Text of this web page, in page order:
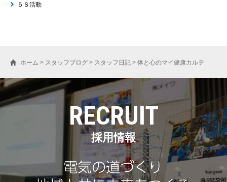
５Ｓ活動
ホーム > スタッフブログ > スタッフ日記 > 体と心のマイ健康カルテ
RECRUIT
採用情報